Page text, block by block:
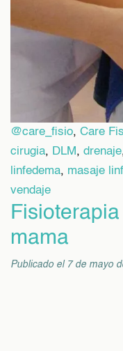
@care_fisio, Care
cirugia, DLM, drenaje
linfedema, masaje
vendaje
mama
Publicado el 7 de mayo